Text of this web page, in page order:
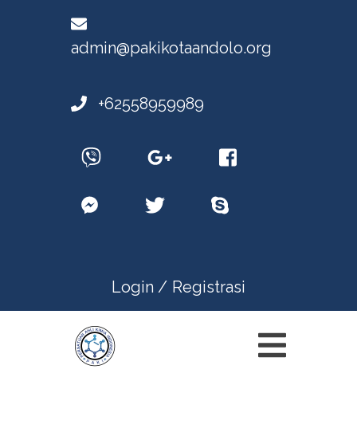
admin@pakikotaandolo.org
+62558959989
Login / Registrasi